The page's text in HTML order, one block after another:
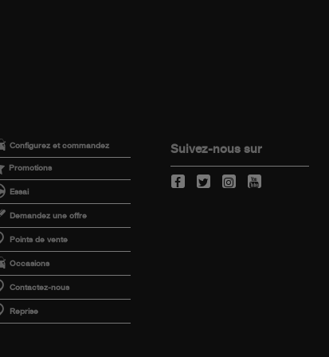
Configurez et commandez
Promotions
Essai
Demandez une offre
Points de vente
Occasions
Contactez-nous
Reprise
Suivez-nous sur